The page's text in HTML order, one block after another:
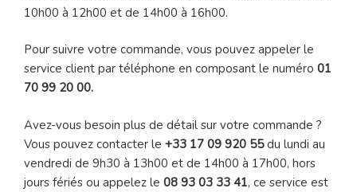
10h00 à 12h00 et de 14h00 à 16h00.
Pour suivre votre commande, vous pouvez appeler le
service client par téléphone en composant le numéro 01
70 99 20 00.
Avez-vous besoin plus de détail sur votre commande ?
Vous pouvez contacter le +33 17 09 920 55du lundi au
vendredi de 9h30 à 13h00 et de 14h00 à 17h00, hors
jours fériés ou appelez le 08 93 03 33 41, ce service est